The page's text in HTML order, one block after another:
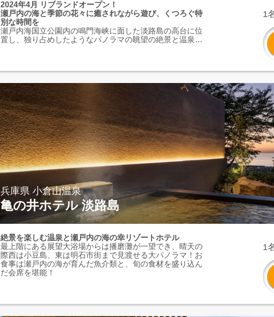
2024年4月 リブランドオープン！
瀬戸内の海と季節の花々に癒されながら遊び、くつろぐ特
別な時間を
瀬戸内海国立公園内の鳴門海峡に面した淡路島の高台に位
置し、独り占めしたようなパノラマの眺望の絶景と温泉が
1
兵庫県 小倉山温泉
亀の井ホテル 淡路島
絶景を楽しむ温泉と瀬戸内の海の幸リゾートホテル
最上階にある展望大浴場からは播磨灘が一望でき、晴天の
際西は小豆島、東は明石市街まで見渡せる大パノラマ！お
食事は瀬戸内の海が育んだ魚介類と、旬の食材を盛り込ん
だ会席を堪能！
1